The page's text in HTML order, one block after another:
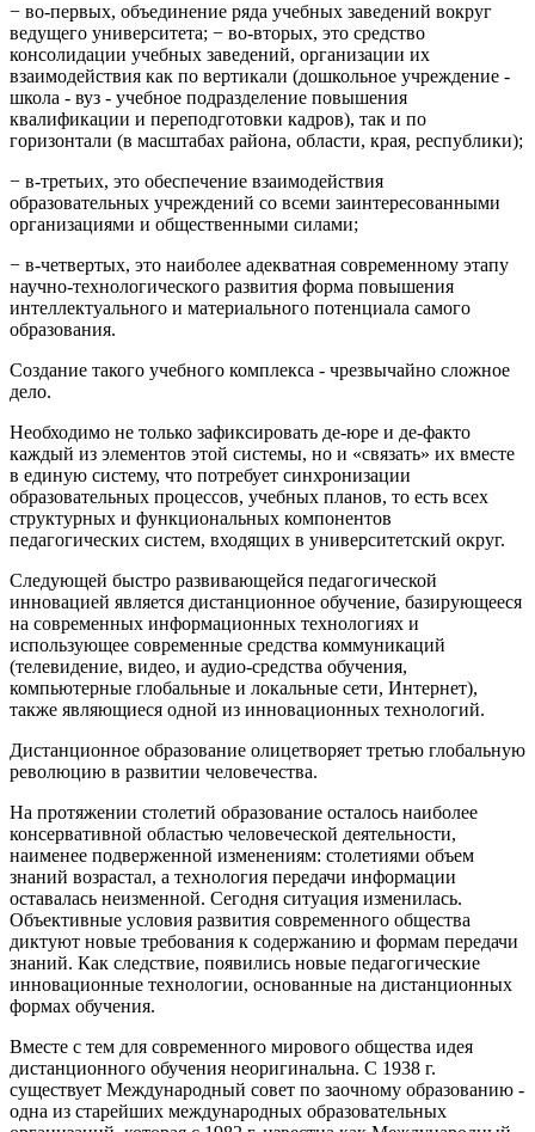
− во-первых, объединение ряда учебных заведений вокруг
ведущего университета; − во-вторых, это средство
консолидации учебных заведений, организации их
взаимодействия как по вертикали (дошкольное учреждение -
школа - вуз - учебное подразделение повышения
квалификации и переподготовки кадров), так и по
горизонтали (в масштабах района, области, края, республики);
− в-третьих, это обеспечение взаимодействия
образовательных учреждений со всеми заинтересованными
организациями и общественными силами;
− в-четвертых, это наиболее адекватная современному этапу
научно-технологического развития форма повышения
интеллектуального и материального потенциала самого
образования.
Создание такого учебного комплекса - чрезвычайно сложное
дело.
Необходимо не только зафиксировать де-юре и де-факто
каждый из элементов этой системы, но и «связать» их вместе
в единую систему, что потребует синхронизации
образовательных процессов, учебных планов, то есть всех
структурных и функциональных компонентов
педагогических систем, входящих в университетский округ.
Следующей быстро развивающейся педагогической
инновацией является дистанционное обучение, базирующееся
на современных информационных технологиях и
использующее современные средства коммуникаций
(телевидение, видео, и аудио-средства обучения,
компьютерные глобальные и локальные сети, Интернет),
также являющиеся одной из инновационных технологий.
Дистанционное образование олицетворяет третью глобальную
революцию в развитии человечества.
На протяжении столетий образование осталось наиболее
консервативной областью человеческой деятельности,
наименее подверженной изменениям: столетиями объем
знаний возрастал, а технология передачи информации
оставалась неизменной. Сегодня ситуация изменилась.
Объективные условия развития современного общества
диктуют новые требования к содержанию и формам передачи
знаний. Как следствие, появились новые педагогические
инновационные технологии, основанные на дистанционных
формах обучения.
Вместе с тем для современного мирового общества идея
дистанционного обучения неоригинальна. С 1938 г.
существует Международный совет по заочному образованию -
одна из старейших международных образовательных